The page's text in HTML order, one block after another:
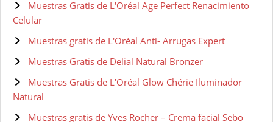
Muestras Gratis de L'Oréal Age Perfect Renacimiento
Celular
Muestras gratis de L'Oréal Anti- Arrugas Expert
Muestras Gratis de Delial Natural Bronzer
Muestras Gratis de L'Oréal Glow Chérie Iluminador
Natural
Muestras gratis de Yves Rocher – Crema facial Sebo